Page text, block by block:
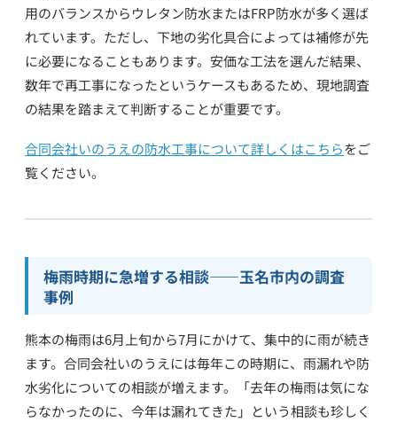
用のバランスからウレタン防水またはFRP防水が多く選ば
れています。ただし、下地の劣化具合によっては補修が先
に必要になることもあります。安価な工法を選んだ結果、
数年で再工事になったというケースもあるため、現地調査
の結果を踏まえて判断することが重要です。
合同会社いのうえの防水工事について詳しくはこちらをご
覧ください。
梅雨時期に急増する相談——玉名市内の調査
事例
熊本の梅雨は6月上旬から7月にかけて、集中的に雨が続き
ます。合同会社いのうえには毎年この時期に、雨漏れや防
水劣化についての相談が増えます。「去年の梅雨は気にな
らなかったのに、今年は漏れてきた」という相談も珍しく